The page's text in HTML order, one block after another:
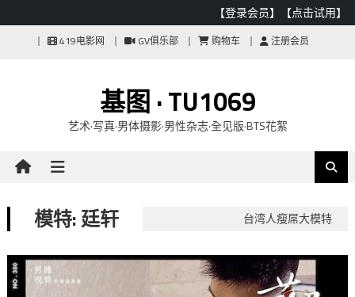
【登录会员】 【点击试用】
419电影网 GV俱乐部 购物车 注册会员
基图 · TU1069
艺术·写真·男体摄影·男性杂志·全见版·BTS花絮
模特: 廷轩 台湾人瘦屌大模特